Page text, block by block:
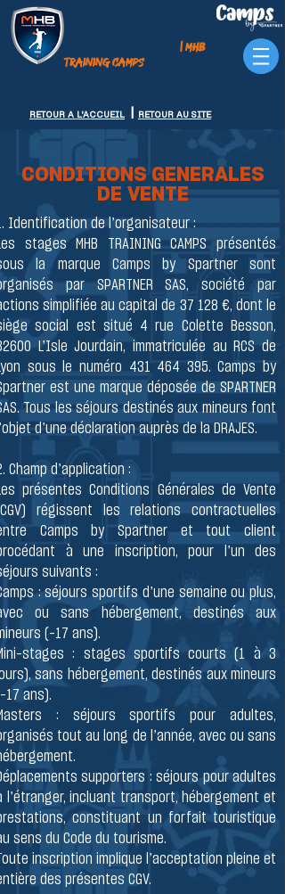
| MHB
TRAINING CAMPS
RETOUR A L'ACCUEIL RETOUR AU SITE
CONDITIONS GENERALES
DE VENTE
Identification de l’organisateur :
stages MHB TRAINING CAMPS présentés
la marque Camps by Spartner sont
par SPARTNER SAS, société par
simplifiée au capital de 37 128 €, dont le
social est situé 4 rue Colette Besson,
L’Isle Jourdain, immatriculée au RCS de
sous le numéro 431 464 395. Camps by
est une marque déposée de SPARTNER
Tous les séjours destinés aux mineurs font
d’une déclaration auprès de la DRAJES.
Champ d’application :
présentes Conditions Générales de Vente
régissent les relations contractuelles
Camps by Spartner et tout client
à une inscription, pour l’un des
suivants :
: séjours sportifs d’une semaine ou plus,
ou sans hébergement, destinés aux
(-17 ans).
stages : stages sportifs courts (1 à 3
sans hébergement, destinés aux mineurs
17 ans).
: séjours sportifs pour adultes,
tout au long de l’année, avec ou sans
supporters : séjours pour adultes
l’étranger, incluant transport, hébergement et
constituant un forfait touristique
sens du Code du tourisme.
inscription implique l’acceptation pleine et
des présentes CGV.